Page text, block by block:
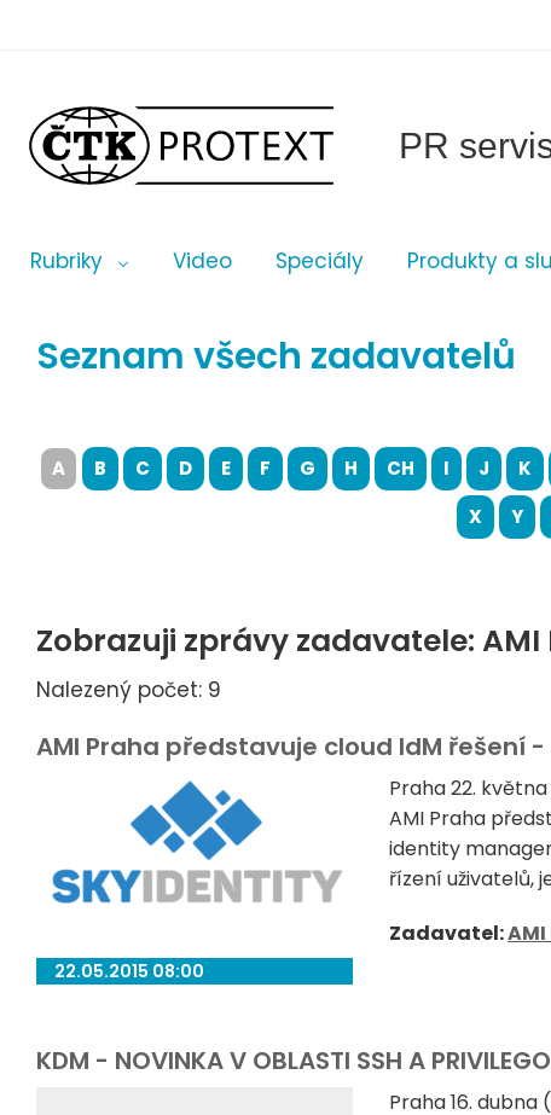
PR
Rubriky Video Speciály Produkty a
Seznam všech zadavatelů
A B C D E F G H CH I J K
X
Y
Zobrazuji zprávy zadavatele: AMI
Nalezený počet: 9
AMI Praha představuje cloud IdM řešení
22.05.2015 08:00
Praha 22.
AMI Praha
identity
řízení uživatelů,
Zadavatel:
KDM - NOVINKA V OBLASTI SSH A
Praha 16. dubna